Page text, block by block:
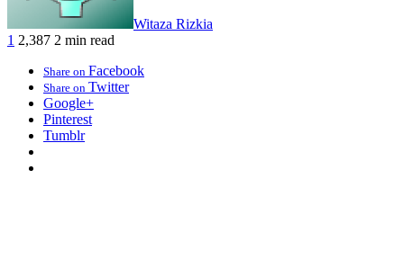
Witaza Rizkia
1 2,387 2 min read
Share on Facebook
Share on Twitter
Google+
Pinterest
Tumblr